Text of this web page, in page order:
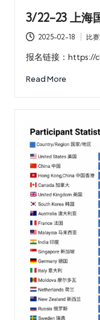
3/22-23 上海
2025-02-18
in
比
报名链接：https://
Read More